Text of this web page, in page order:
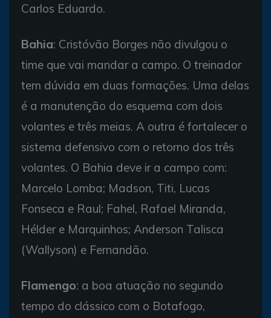
Carlos Eduardo.
Bahia: Cristóvão Borges não divulgou o
time que vai mandar a campo. O treinador
tem dúvida em duas formações. Uma delas
é a manutenção do esquema com dois
volantes e três meias. A outra é fortalecer o
sistema defensivo com o retorno dos três
volantes. O Bahia deve ir a campo com:
Marcelo Lomba; Madson, Titi, Lucas
Fonseca e Raul; Fahel, Rafael Miranda,
Hélder e Marquinhos; Anderson Talisca
(Wallyson) e Fernandão.
Flamengo: a boa atuação no segundo
tempo do clássico com o Botafogo,